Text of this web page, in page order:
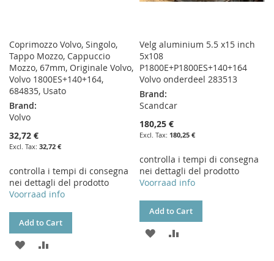
Coprimozzo Volvo, Singolo,
Tappo Mozzo, Cappuccio
Mozzo, 67mm, Originale Volvo,
Volvo 1800ES+140+164,
684835, Usato
Brand:
Volvo
32,72 €
32,72 €
controlla i tempi di consegna
nei dettagli del prodotto
Voorraad info
Add to Cart
ADD
Velg aluminium 5.5 x15 inch
5x108
P1800E+P1800ES+140+164
Volvo onderdeel 283513
Brand:
Scandcar
180,25 €
180,25 €
controlla i tempi di consegna
nei dettagli del prodotto
Voorraad info
Add to Cart
ADD